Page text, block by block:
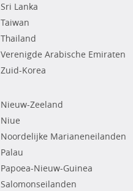
Sri Lanka
Taiwan
Thailand
Verenigde Arabische Emiraten
Zuid-Korea
Nieuw-Zeeland
Niue
Noordelijke Marianeneilanden
Palau
Papoea-Nieuw-Guinea
Salomonseilanden